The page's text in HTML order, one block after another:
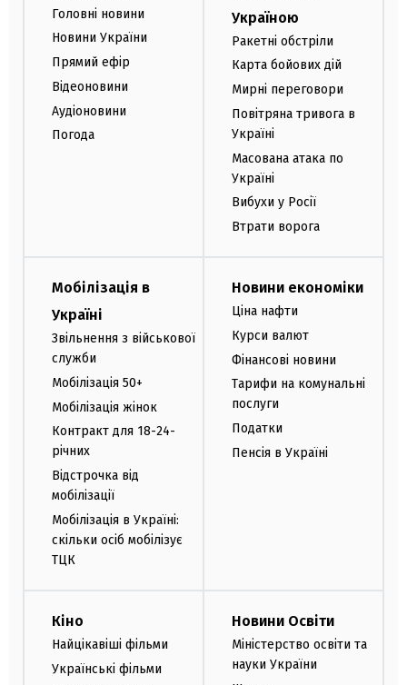
Головні новини
Новини України
Прямий ефір
Відеоновини
Аудіоновини
Погода
Україною
Ракетні обстріли
Карта бойових дій
Мирні переговори
Повітряна тривога в
Україні
Масована атака по
Україні
Вибухи у Росії
Втрати ворога
Мобілізація в
Україні
Звільнення з військової
служби
Мобілізація 50+
Мобілізація жінок
Контракт для 18-24-
річних
Відстрочка від
мобілізації
Мобілізація в Україні:
скільки осіб мобілізує
ТЦК
Новини економіки
Ціна нафти
Курси валют
Фінансові новини
Тарифи на комунальні
послуги
Податки
Пенсія в Україні
Кіно
Найцікавіші фільми
Українські фільми
Новини Освіти
Міністерство освіти та
науки України